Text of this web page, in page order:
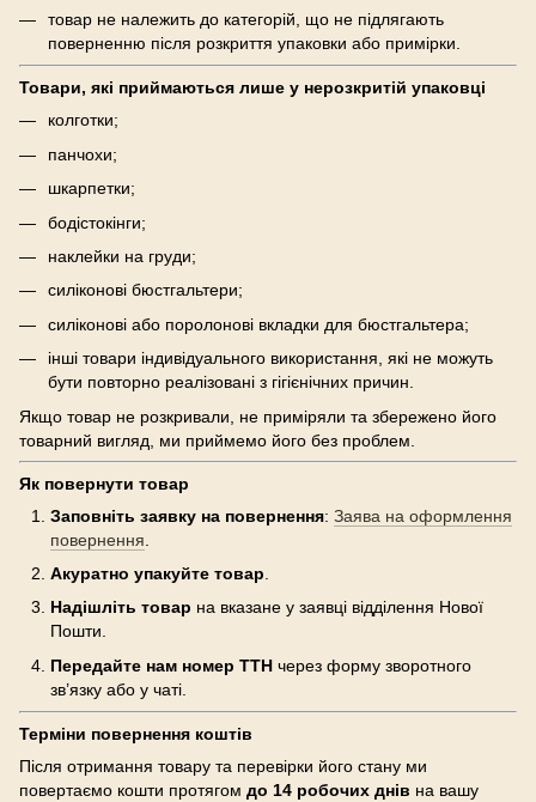
товар не належить до категорій, що не підлягають
поверненню після розкриття упаковки або примірки.
Товари, які приймаються лише у нерозкритій упаковці
колготки;
панчохи;
шкарпетки;
бодістокінги;
наклейки на груди;
силіконові бюстгальтери;
силіконові або поролонові вкладки для бюстгальтера;
інші товари індивідуального використання, які не можуть
бути повторно реалізовані з гігієнічних причин.
Якщо товар не розкривали, не приміряли та збережено його
товарний вигляд, ми приймемо його без проблем.
Як повернути товар
Заповніть заявку на повернення: Заява на оформлення
повернення
Акуратно упакуйте товар
Надішліть товар на вказане у заявці відділення Нової
Пошти.
Передайте нам номер ТТН через форму зворотного
зв’язку або у чаті.
Терміни повернення коштів
Після отримання товару та перевірки його стану ми
повертаємо кошти протягом до 14 робочих днів на вашу